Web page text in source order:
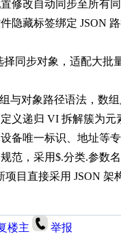
修改自动同步至所有
隐藏标签绑定 JSON
同步对象，适配大批
与对象路径语法，数
义递归 VI 拆解簇为
设备唯一标识、地址等
范，采用$.分类.参数
目直接采用 JSON 架
楼主 举报